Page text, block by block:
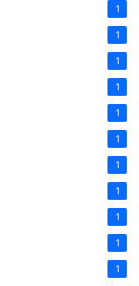
1
1
1
1
1
1
1
1
1
1
1